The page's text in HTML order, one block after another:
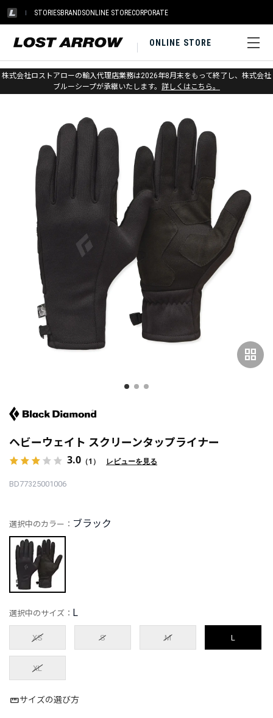
STORIESBRANDSONLINE STORECORPORATE
ONLINE STORE
株式会社ロストアローの輸入代理店業務は2026年8月末をもって終了し、株式会社
ブルーシープが承継いたします。 詳しくはこちら。
ホーム > ブラックダイヤモンド > グローブ > ライナー
grid_view
ヘビーウェイト スクリーンタップライナー
3.0 （1） レビューを見る
BD77325001006
選択中のカラー： ブラック
選択中のサイズ： L
XS S M L
XL
サイズの選び方